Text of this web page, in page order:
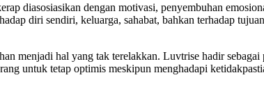
diasosiasikan dengan motivasi, penyembuhan
diri sendiri, keluarga, sahabat, bahkan terhadap
menjadi hal yang tak terelakkan. Luvtrise hadir sebagai
untuk tetap optimis meskipun menghadapi